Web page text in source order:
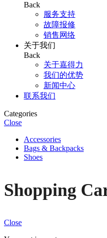
Back
服务支持
故障报修
销售网络
关于我们
Back
关于嘉得力
我们的优势
新闻中心
联系我们
Categories
Close
Accessories
Bags & Backpacks
Shoes
Shopping
Close